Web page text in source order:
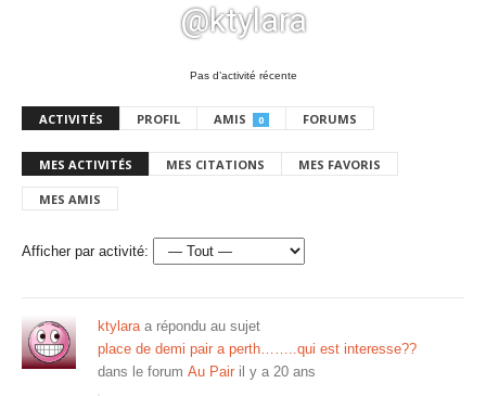
@ktylara
Pas d’activité récente
ACTIVITÉS PROFIL AMIS 0 FORUMS
MES ACTIVITÉS MES CITATIONS MES FAVORIS
MES AMIS
Afficher par activité:
ktylaraa répondu au sujet
place de demi pair a perth……..qui est interesse??
dans le forum Au Pair il y a 20 ans